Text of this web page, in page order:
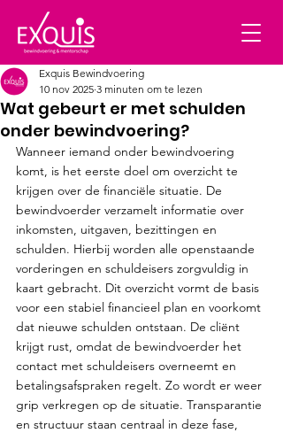
Wat gebeurt er met schulden
onder bewindvoering?
Exquis Bewindvoering
10 nov 2025 3 minuten om te lezen
Wanneer iemand onder bewindvoering
komt, is het eerste doel om overzicht te
krijgen over de financiële situatie. De
bewindvoerder verzamelt informatie over
inkomsten, uitgaven, bezittingen en
schulden. Hierbij worden alle openstaande
vorderingen en schuldeisers zorgvuldig in
kaart gebracht. Dit overzicht vormt de basis
voor een stabiel financieel plan en voorkomt
dat nieuwe schulden ontstaan. De cliënt
krijgt rust, omdat de bewindvoerder het
contact met schuldeisers overneemt en
betalingsafspraken regelt. Zo wordt er weer
grip verkregen op de situatie. Transparantie
en structuur staan centraal in deze fase,